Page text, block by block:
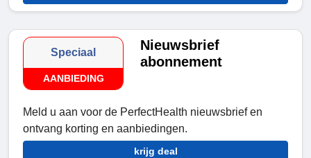
Speciaal
AANBIEDING
Nieuwsbrief
abonnement
Meld u aan voor de PerfectHealth nieuwsbrief en
ontvang korting en aanbiedingen.
krijg deal